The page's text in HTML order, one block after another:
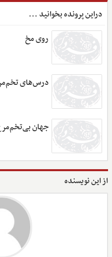
دراین پرونده بخوانید ...
روی مخ
درس‌های
جهان
از این نویسنده